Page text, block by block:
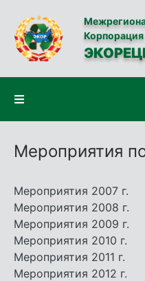
Корпорация
Мероприятия
Мероприятия 2007 г.
Мероприятия 2008 г.
Мероприятия 2009 г.
Мероприятия 2010 г.
Мероприятия 2011 г.
Мероприятия 2012 г.